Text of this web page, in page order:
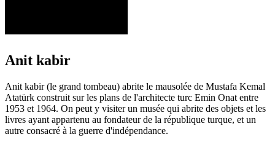
Anit kabir
Anit kabir (le grand tombeau) abrite le mausolée de Mustafa Kemal
Atatürk construit sur les plans de l'architecte turc Emin Onat entre
1953 et 1964. On peut y visiter un musée qui abrite des objets et les
livres ayant appartenu au fondateur de la république turque, et un
autre consacré à la guerre d'indépendance.